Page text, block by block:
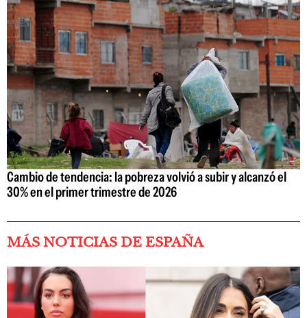
Cambio de tendencia: la pobreza volvió a subir y alcanzó el
30% en el primer trimestre de 2026
MÁS NOTICIAS DE ESPAÑA